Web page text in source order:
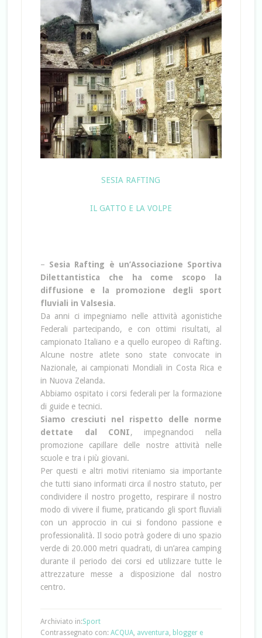
SESIA RAFTING
IL GATTO E LA VOLPE
– Sesia Rafting è un’Associazione Sportiva
Dilettantistica che ha come scopo la
diffusione e la promozione degli sport
fluviali in Valsesia.
Da anni ci impegniamo nelle attività agonistiche
Federali partecipando, e con ottimi risultati, al
campionato Italiano e a quello europeo di Rafting.
Alcune nostre atlete sono state convocate in
Nazionale, ai campionati Mondiali in Costa Rica e
in Nuova Zelanda.
Abbiamo ospitato i corsi federali per la formazione
di guide e tecnici.
Siamo cresciuti nel rispetto delle norme
dettate dal CONI, impegnandoci nella
promozione capillare delle nostre attività nelle
scuole e tra i più giovani.
Per questi e altri motivi riteniamo sia importante
che tutti siano informati circa il nostro statuto, per
condividere il nostro progetto, respirare il nostro
modo di vivere il fiume, praticando gli sport fluviali
con un approccio in cui si fondono passione e
professionalità. Il socio potrà godere di uno spazio
verde di 20.000 metri quadrati, di un’area camping
durante il periodo dei corsi ed utilizzare tutte le
attrezzature messe a disposizione dal nostro
centro.
Archiviato in:Sport
Contrassegnato con: ACQUA, avventura, blogger e